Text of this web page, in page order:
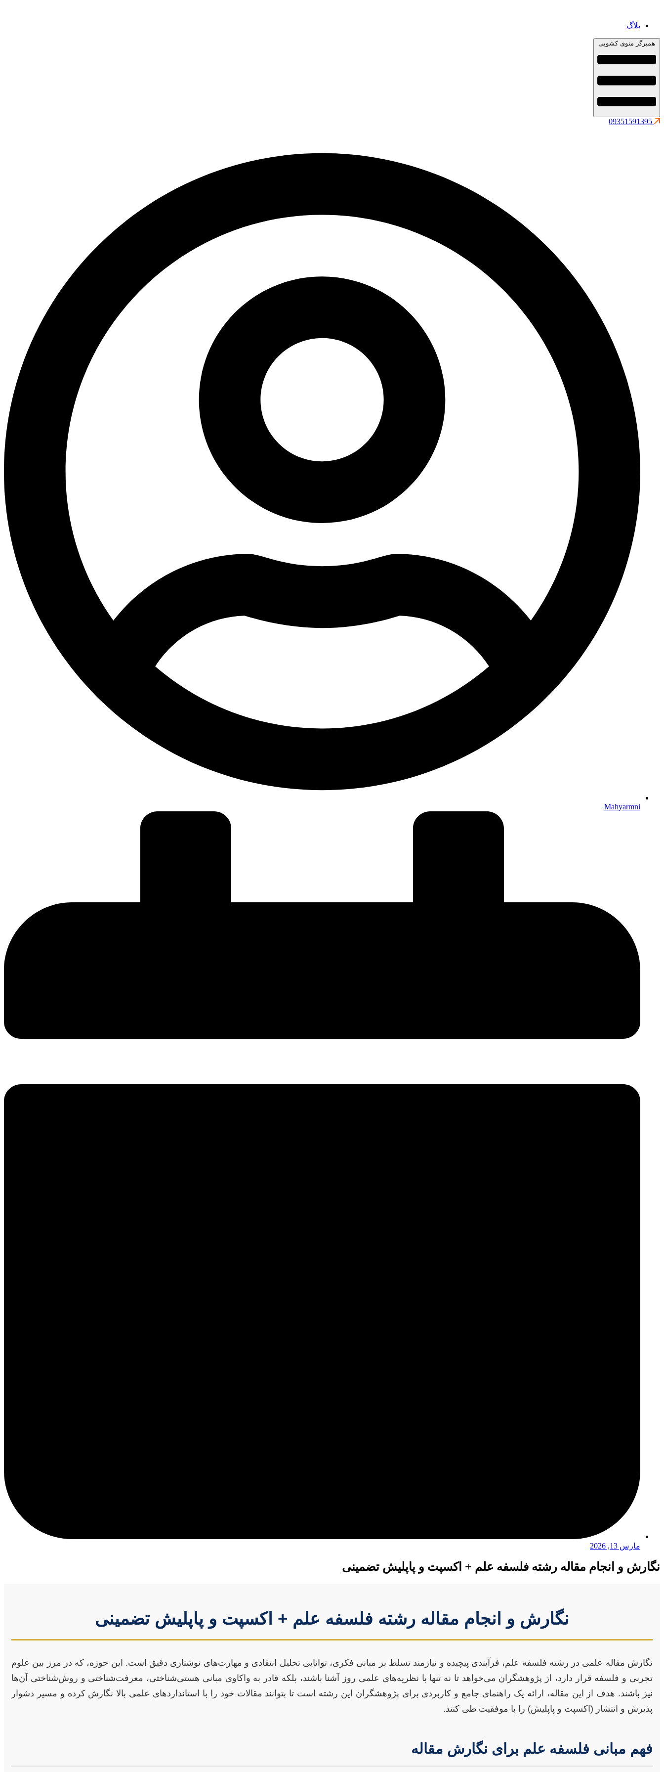
بلاگ
همبرگر منوی کشویی
09351591395
Mahyarmni
مارس 13, 2026
نگارش و انجام مقاله رشته فلسفه علم + اکسپت و پاپلیش تضمینی
نگارش و انجام مقاله رشته فلسفه علم + اکسپت و پاپلیش تضمینی
نگارش مقاله علمی در رشته فلسفه علم، فرآیندی پیچیده و نیازمند تسلط بر مبانی فکری، توانایی تحلیل انتقادی و مهارت‌های نوشتاری دقیق است. این حوزه، که در مرز بین علوم
تجربی و فلسفه قرار دارد، از پژوهشگران می‌خواهد تا نه تنها با نظریه‌های علمی روز آشنا باشند، بلکه قادر به واکاوی مبانی هستی‌شناختی، معرفت‌شناختی و روش‌شناختی آن‌ها
نیز باشند. هدف از این مقاله، ارائه یک راهنمای جامع و کاربردی برای پژوهشگران این رشته است تا بتوانند مقالات خود را با استانداردهای علمی بالا نگارش کرده و مسیر دشوار
پذیرش و انتشار (اکسپت و پاپلیش) را با موفقیت طی کنند.
فهم مبانی فلسفه علم برای نگارش مقاله